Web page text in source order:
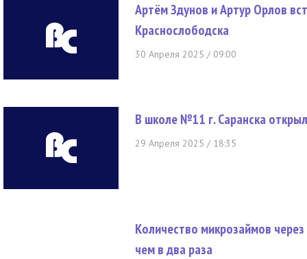
Артём Здунов и Артур Орлов
Краснослободска
30 Апреля 2025 / 09:00
В школе №11 г. Саранска
29 Апреля 2025 / 18:35
Количество микрозаймов
чем в два раза